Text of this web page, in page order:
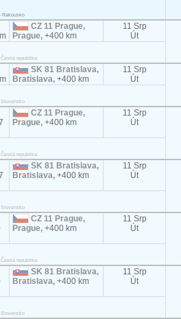
Rakousko
CZ 11 Prague,
Prague,+400 km
11 Srp
Út
republika
SK 81 Bratislava,
Bratislava,+400 km
11 Srp
Út
Slovensko
CZ 11 Prague,
Prague,+400 km
11 Srp
Út
republika
SK 81 Bratislava,
Bratislava,+400 km
11 Srp
Út
Slovensko
CZ 11 Prague,
Prague,+400 km
11 Srp
Út
republika
SK 81 Bratislava,
Bratislava,+400 km
11 Srp
Út
Slovensko